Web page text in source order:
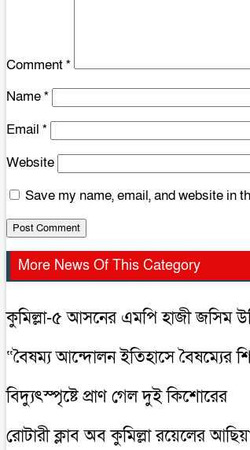
Comment*
Name*
Email *
Website
Save my name, email, and website in
More News Of This Category
কুমিল্লা-৫ আসনের এমপি হাজী জসিম
“বৈষম্য আন্দোলন ইতিহাসে বৈষম্যের
বিদ্যুৎস্পৃষ্টে প্রাণ গেল দুই কিশোরের
রোটারী ক্লাব অব কুমিল্লা রয়েলের